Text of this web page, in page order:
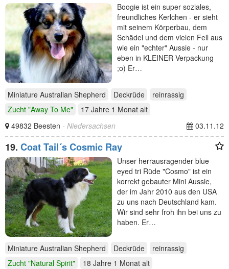
Boogie ist ein super soziales,
freundliches Kerlchen - er sieht
mit seinem Körperbau, dem
Schädel und dem vielen Fell aus
wie ein "echter" Aussie - nur
eben in KLEINER Verpackung
;o) Er…
Miniature Australian Shepherd Deckrüde
reinrassig
Zucht "Away To Me"
17 Jahre 1 Monat alt
49832 Beesten - Niedersachsen 03.11.12
19. Coat Tail´s Cosmic Ray
Unser herrausragender blue
eyed tri Rüde "Cosmo" ist ein
korrekt gebauter Mini Aussie,
der im Jahr 2010 aus den USA
zu uns nach Deutschland kam.
Wir sind sehr froh ihn bei uns zu
haben. Er…
Miniature Australian Shepherd Deckrüde
reinrassig
Zucht "Natural Spirit"
18 Jahre 1 Monat alt